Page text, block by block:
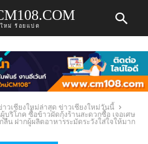
ใหม่ ร้อยแปด
วเชียงใหม่ล่าสุด ข่าวเชียงใหม่วันนี้
ริโภค ซื้อข้าวผัดกุ้งร้านสะดวกซื้อ เจอเศษ
ลืน ฝากผู้ผลิตอาหารระมัดระวังใส่ใจให้มาก